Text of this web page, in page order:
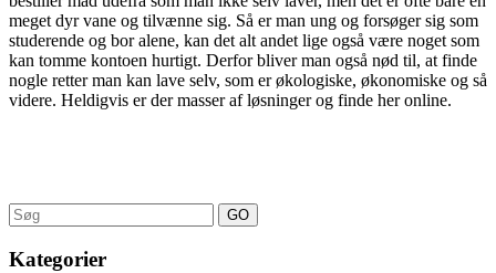
meget dyr vane og tilvænne sig. Så er man ung og forsøger sig som
studerende og bor alene, kan det alt andet lige også være noget som
kan tomme kontoen hurtigt. Derfor bliver man også nød til, at finde
nogle retter man kan lave selv, som er økologiske, økonomiske og så
videre. Heldigvis er der masser af løsninger og finde her online.
Search
for:
Kategorier